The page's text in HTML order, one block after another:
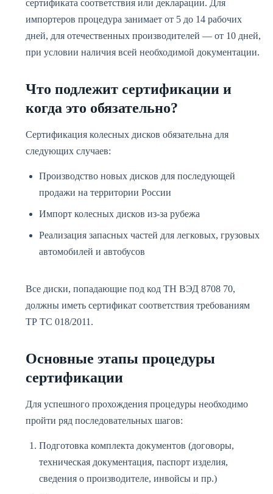
сертификата соответствия или декларации. Для
импортеров процедура занимает от 5 до 14 рабочих
дней, для отечественных производителей — от 10 дней,
при условии наличия всей необходимой документации.
Что подлежит сертификации и
когда это обязательно?
Сертификация колесных дисков обязательна для
следующих случаев:
Производство новых дисков для последующей
продажи на территории России
Импорт колесных дисков из-за рубежа
Реализация запасных частей для легковых, грузовых
автомобилей и автобусов
Все диски, попадающие под код ТН ВЭД 8708 70,
должны иметь сертификат соответствия требованиям
ТР ТС 018/2011.
Основные этапы процедуры
сертификации
Для успешного прохождения процедуры необходимо
пройти ряд последовательных шагов:
Подготовка комплекта документов (договоры,
техническая документация, паспорт изделия,
сведения о производителе, инвойсы и пр.)